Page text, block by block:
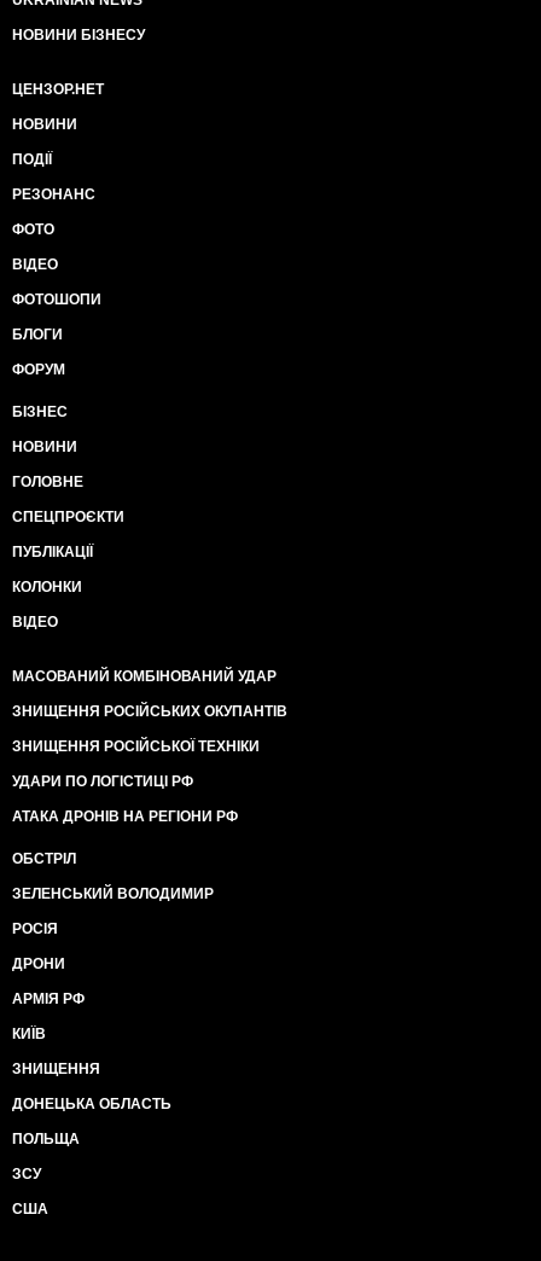
НОВИНИ БІЗНЕСУ
ЦЕНЗОР.НЕТ
НОВИНИ
ПОДІЇ
РЕЗОНАНС
ФОТО
ВІДЕО
ФОТОШОПИ
БЛОГИ
ФОРУМ
БІЗНЕС
НОВИНИ
ГОЛОВНЕ
СПЕЦПРОЄКТИ
ПУБЛІКАЦІЇ
КОЛОНКИ
ВІДЕО
МАСОВАНИЙ КОМБІНОВАНИЙ УДАР
ЗНИЩЕННЯ РОСІЙСЬКИХ ОКУПАНТІВ
ЗНИЩЕННЯ РОСІЙСЬКОЇ ТЕХНІКИ
УДАРИ ПО ЛОГІСТИЦІ РФ
АТАКА ДРОНІВ НА РЕГІОНИ РФ
ОБСТРІЛ
ЗЕЛЕНСЬКИЙ ВОЛОДИМИР
РОСІЯ
ДРОНИ
АРМІЯ РФ
КИЇВ
ЗНИЩЕННЯ
ДОНЕЦЬКА ОБЛАСТЬ
ПОЛЬЩА
ЗСУ
США